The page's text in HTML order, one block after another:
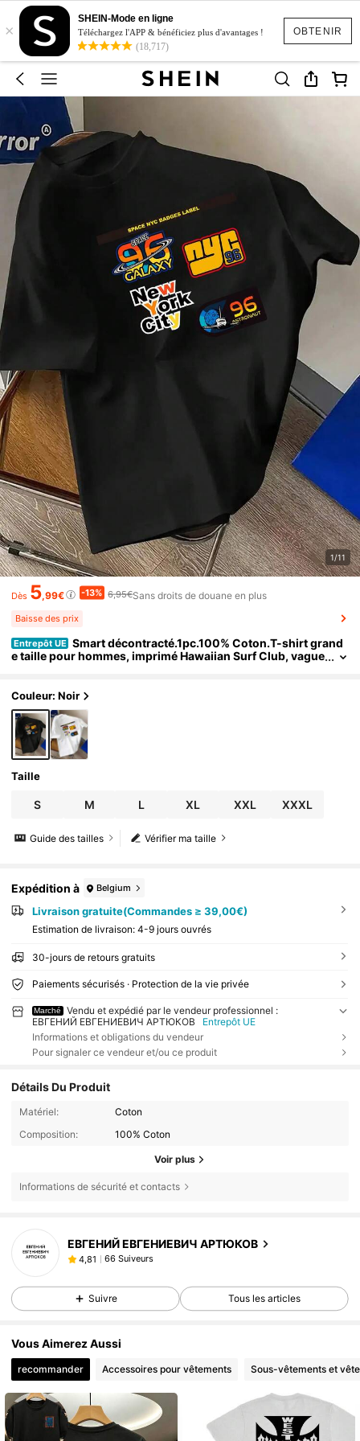
OBTENIR
×
SHEIN-Mode en ligne
Téléchargez l'APP & bénéficiez plus d'avantages !
(18,717)
1/11
Dès 5,99€ -13% 6,95€Sans droits de douane en plus
Baisse des prix
Entrepôt UE Smart décontracté.1pc.100% Coton.T-shirt grand
e taille pour hommes, imprimé Hawaiian Surf Club, vague
Couleur: Noir
Taille
S M L XL XXL XXXL
Vérifier ma taille
Guide des tailles
Expédition à Belgium
Livraison gratuite(Commandes ≥ 39,00€)
Estimation de livraison: 4-9 jours ouvrés
30-jours de retours gratuits
Paiements sécurisés · Protection de la vie privée
Marché
Vendu et expédié par le vendeur professionnel :
ЕВГЕНИЙ ЕВГЕНИЕВИЧ АРТЮКОВ
Entrepôt UE
Informations et obligations du vendeur
Pour signaler ce vendeur et/ou ce produit
Détails Du Produit
Matériel:
Coton
Composition:
100% Coton
Voir plus
Informations de sécurité et contacts
ЕВГЕНИЙ ЕВГЕНИЕВИЧ АРТЮКОВ
4,81 66 Suiveurs
Suivre Tous les articles
Vous Aimerez Aussi
recommander Accessoires pour vêtements Sous-vêtements et